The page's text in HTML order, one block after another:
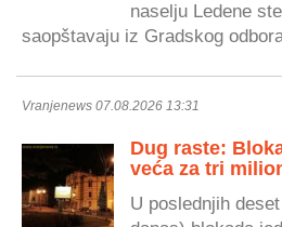
naselju Ledene
saopštavaju iz Gradskog
Vranjenews 07.08.2026 13:31
Dug raste:
veća za tri
U poslednjih